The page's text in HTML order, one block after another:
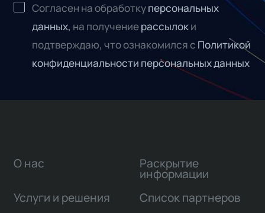
Согласен на обработкуперсональных
данных, на получениерассылоки
подтверждаю, что ознакомился с Политикой
конфиденциальности персональных данных
О нас
Услуги и решения
Раскрытие
информации
Список партнеров